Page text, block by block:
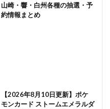
山崎・響・白州各種の抽選・予
約情報まとめ
【2026年8月10日更新】ポケ
モンカード ストームエメラルダ